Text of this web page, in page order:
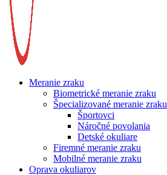
Meranie zraku
Biometrické meranie zraku
Špecializované meranie zraku
Športovci
Náročné povolania
Detské okuliare
Firemné meranie zraku
Mobilné meranie zraku
Oprava okuliarov